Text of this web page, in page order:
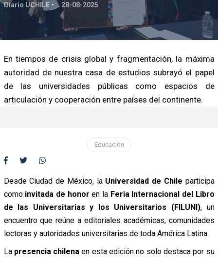
Diario UCHILE 28-08-2025
En tiempos de crisis global y fragmentación, la máxima
autoridad de nuestra casa de estudios subrayó el papel
de las universidades públicas como espacios de
articulación y cooperación entre países del continente.
Educación
Desde Ciudad de México, la Universidad de Chile participa
como invitada de honor en la Feria Internacional del Libro
de las Universitarias y los Universitarios (FILUNI), un
encuentro que reúne a editoriales académicas, comunidades
lectoras y autoridades universitarias de toda América Latina.
La presencia chilena en esta edición no solo destaca por su